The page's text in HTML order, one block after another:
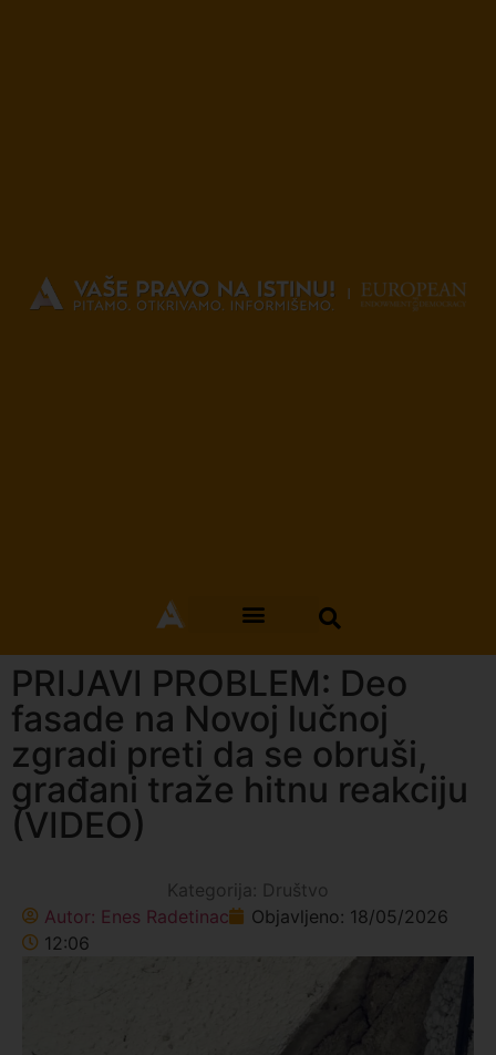
PRIJAVI PROBLEM: Deo
fasade na Novoj lučnoj
zgradi preti da se obruši,
građani traže hitnu reakciju
(VIDEO)
Kategorija: Društvo
Autor: Enes Radetinac Objavljeno: 18/05/2026
12:06